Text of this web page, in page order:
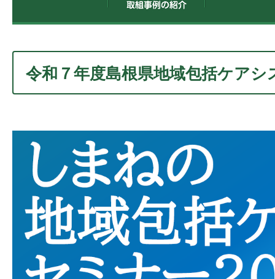
令和７年度島根県地域包括ケア